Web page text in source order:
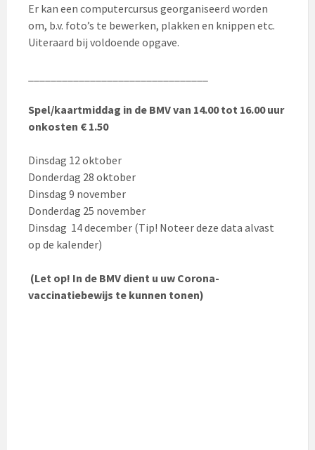
Er kan een computercursus georganiseerd worden
om, b.v. foto’s te bewerken, plakken en knippen etc.
Uiteraard bij voldoende opgave.
Spel/kaartmiddag in de BMV van 14.00 tot 16.00 uur
onkosten € 1.50
Dinsdag 12 oktober
Donderdag 28 oktober
Dinsdag 9 november
Donderdag 25 november
Dinsdag 14 december (Tip! Noteer deze data alvast
op de kalender)
(Let op! In de BMV dient u uw Corona-
vaccinatiebewijs te kunnen tonen)